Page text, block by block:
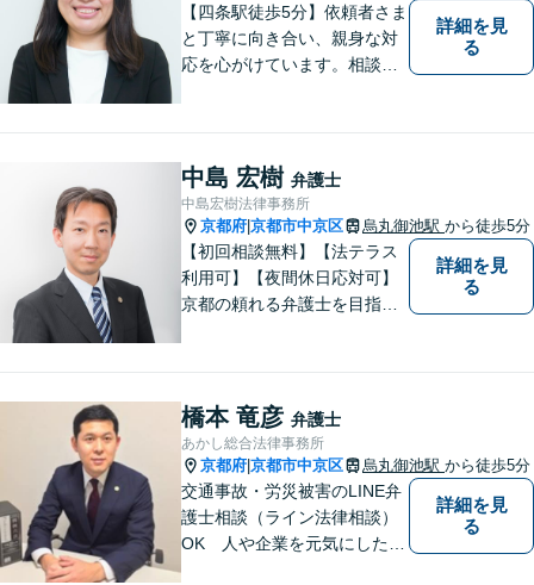
【四条駅徒歩5分】依頼者さま
と丁寧に向き合い、親身な対
応を心がけています。相談料
ます。【夜間・土日祝対応
可】
詳細を見
る
中島 宏樹 弁護士
中島宏樹法律事務所
京都府 京都市中京区 烏丸御池駅 から徒歩5分
【初回相談無料】【法テラス
利用可】【夜間休日応対可】
京都の頼れる弁護士を目指し
ます。
詳細を見
る
橋本 竜彦 弁護士
あかし総合法律事務所
京都府 京都市中京区 烏丸御池駅 から徒歩5分
交通事故・労災被害のLINE弁
護士相談（ライン法律相談）
OK 人や企業を元気にした
詳細を見
る